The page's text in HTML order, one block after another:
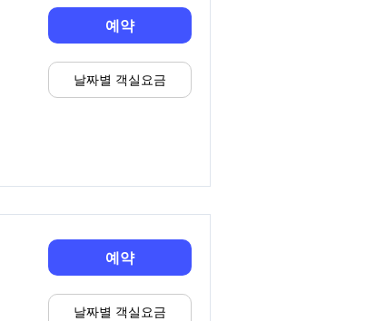
예약
날짜별 객실요금
예약
날짜별 객실요금